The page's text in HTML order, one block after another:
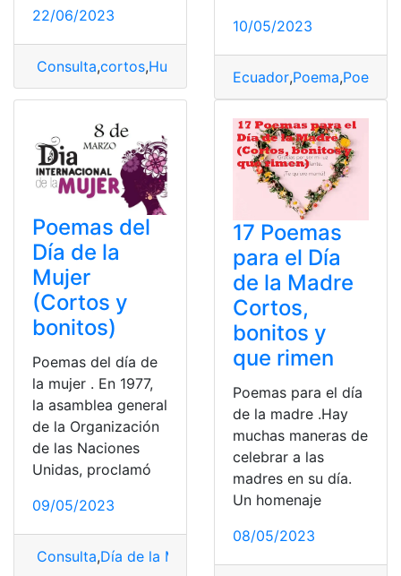
22/06/2023
Consulta,cortos,Humberto Fierro
10/05/2023
Ecuador,Poema,
Poemas del
Día de la
Mujer
(Cortos y
bonitos)
Poemas del día de
la mujer . En 1977,
la asamblea general
de la Organización
de las Naciones
Unidas, proclamó
09/05/2023
Consulta,Día de la Mujer
17 Poemas
para el Día
de la Madre
Cortos,
bonitos y
que rimen
Poemas para el día
de la madre .Hay
muchas maneras de
celebrar a las
madres en su día.
Un homenaje
08/05/2023